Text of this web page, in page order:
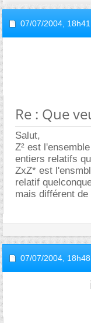
07/07/2004, 18h41
Re : Que
Salut,
Z² est
entiers relatifs
ZxZ* est
relatif
mais différent de
07/07/2004, 18h48